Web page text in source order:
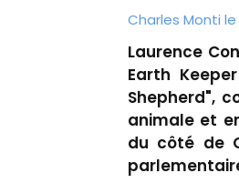
Charles Monti le
Laurence
Earth
Shepherd",
animale et
du côté de